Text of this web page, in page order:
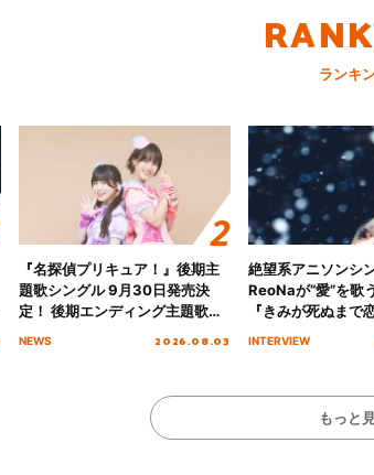
ランキ
『名探偵プリキュア！』後期主
題歌シングル 9月30日発売決
定！ 後期エンディング主題歌
「いつかわかる☆きっとあえ
NEWS 2026.08.03
絶望系アニソンシ
ReoNaが“愛”を歌
『きみが死ぬまで
オープニング主題
INTERVIEW
もっと